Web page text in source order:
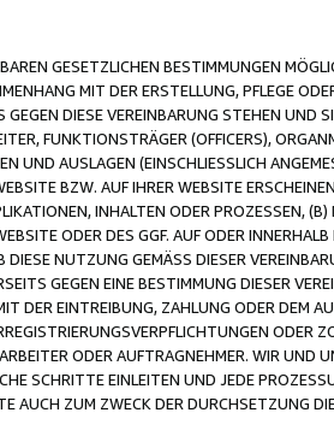
GESETZLICHEN BESTIMMUNGEN
MIT DER ERSTELLUNG, PFLEGE
DIESE VEREINBARUNG STEHEN UND
FUNKTIONSTRÄGER (OFFICERS),
UND AUSLAGEN (EINSCHLIESSLICH
BZW. AUF IHRER WEBSITE
INHALTEN ODER PROZESSEN,
ODER DES GGF. AUF ODER
NUTZUNG GEMÄSS DIESER
GEGEN EINE BESTIMMUNG DIESER
DER EINTREIBUNG, ZAHLUNG ODER DEM
ODER
ODER AUFTRAGNEHMER. WIR UND
SCHRITTE EINLEITEN UND JEDE
AUCH ZUM ZWECK DER DURCHSETZUNG